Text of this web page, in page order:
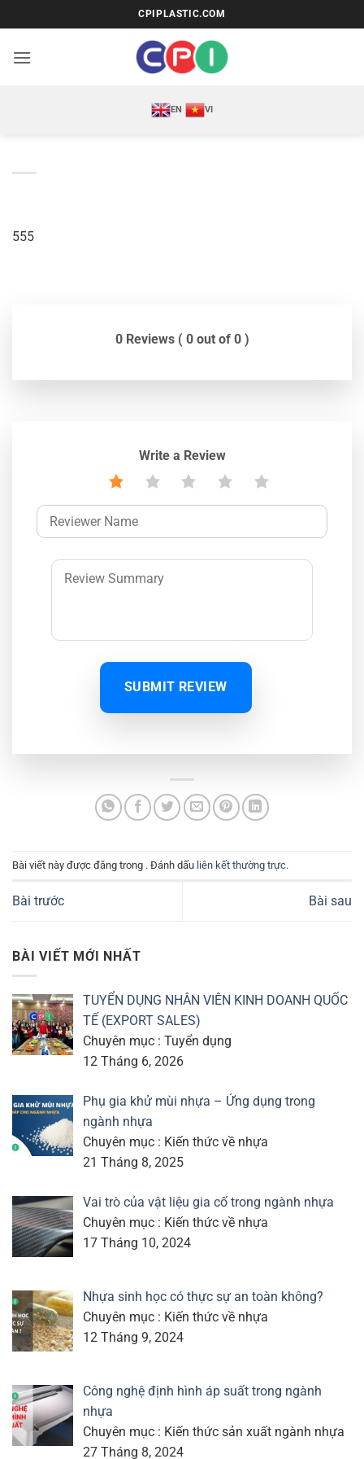
qua
nội
CPIPLASTIC.COM
EN VI
555
0 Reviews ( 0 out of 0 )
Write a Review
SUBMIT REVIEW
Bài viết này được đăng trong . Đánh dấu liên kết thường trực.
Bài trước Bài sau
BÀI VIẾT MỚI NHẤT
TUYỂN DỤNG NHÂN VIÊN KINH DOANH QUỐC
TẾ (EXPORT SALES)
Chuyên mục : Tuyển dụng
12 Tháng 6, 2026
Phụ gia khử mùi nhựa – Ứng dụng trong
ngành nhựa
Chuyên mục : Kiến thức về nhựa
21 Tháng 8, 2025
Vai trò của vật liệu gia cố trong ngành nhựa
Chuyên mục : Kiến thức về nhựa
17 Tháng 10, 2024
Nhựa sinh học có thực sự an toàn không?
Chuyên mục : Kiến thức về nhựa
12 Tháng 9, 2024
Công nghệ định hình áp suất trong ngành
nhựa
Chuyên mục : Kiến thức sản xuất ngành nhựa
27 Tháng 8, 2024